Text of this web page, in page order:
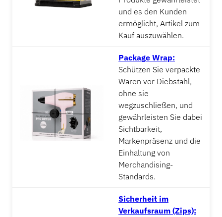
und es den Kunden
ermöglicht, Artikel zum
Kauf auszuwählen.
Package Wrap:
Schützen Sie verpackte
Waren vor Diebstahl,
ohne sie
wegzuschließen, und
gewährleisten Sie dabei
Sichtbarkeit,
Markenpräsenz und die
Einhaltung von
Merchandising-
Standards.
Sicherheit im
Verkaufsraum (Zips):